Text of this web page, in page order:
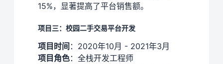
15%，显著提高了平台销售额。
项目三：校园二手交易平台开发
项目时间 ：2020年10月 - 2021年3月
项目角色：全栈开发工程师